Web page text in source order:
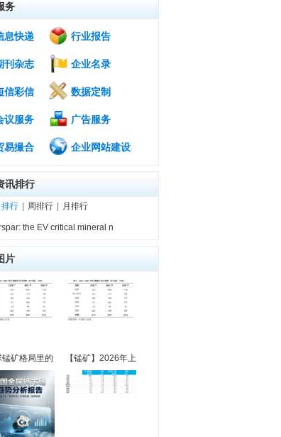
务
息快递 行业报告
刊杂志 企业名录
信彩信 数据定制
议服务 广告服务
易撮合 企业网站建设
讯排行
排行 周排行 月排行
the EV critical mineral n
片
锰矿格局里的 【锰矿】2026年上